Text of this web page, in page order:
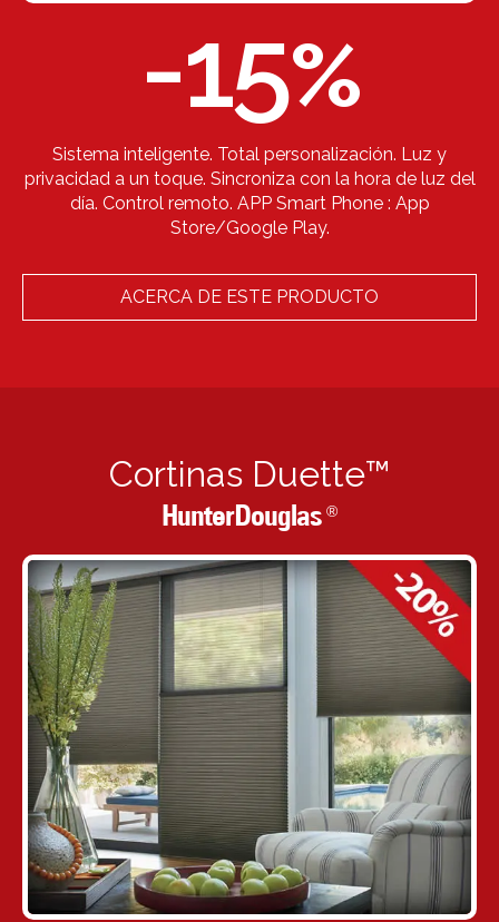
-15%
Sistema inteligente. Total personalización. Luz y
privacidad a un toque. Sincroniza con la hora de luz del
día. Control remoto. APP Smart Phone : App
Store/Google Play.
ACERCA DE ESTE PRODUCTO
Cortinas Duette™
HunterDouglas ®